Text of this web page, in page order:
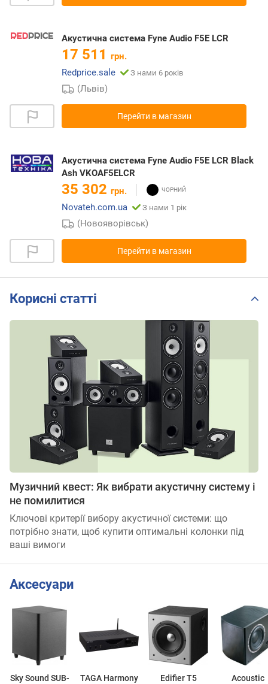
Акустична система Fyne Audio F5E LCR
17 511 грн.
Redprice.sale
З нами 6 років
(Львів)
Перейти в магазин
Акустична система Fyne Audio F5E LCR Black
Ash VKOAF5ELCR
35 302 грн.
Novateh.com.ua
З нами 1 рік
(Новояворівськ)
Перейти в магазин
Корисні статті
Музичний квест: Як вибрати акустичну систему і
не помилитися
Ключові критерії вибору акустичної системи: що
потрібно знати, щоб купити оптимальні колонки під
ваші вимоги
Аксесуари
Sky Sound SUB-
TAGA Harmony
Edifier T5
Acoustic